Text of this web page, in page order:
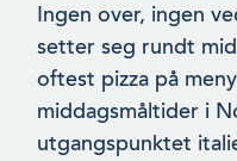
Ingen over, ingen
setter seg rundt
oftest pizza på
middagsmåltider i
utgangspunktet